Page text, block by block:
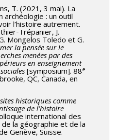
T. (2021, 3 mai). La
archéologie : un outil
l’histoire autrement.
Trépanier, J.
Mongelos Toledo et G.
la pensée sur le
menées par des
en enseignement
[symposium]. 88e
QC, Canada, en
sites historiques comme
de l’histoire
international des
la géographie et de la
Genève, Suisse.